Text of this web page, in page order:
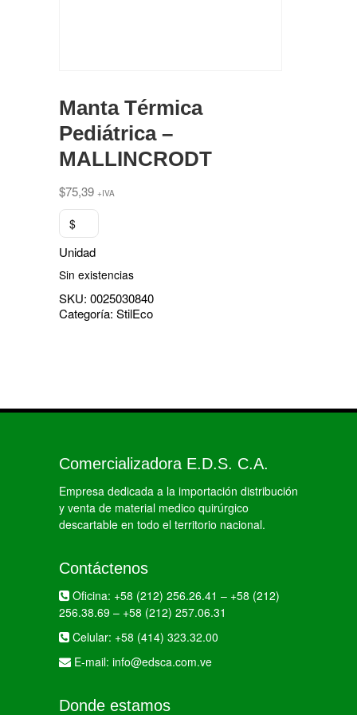
Manta Térmica
Pediátrica –
MALLINCRODT
$75,39 +IVA
$
Unidad
Sin existencias
SKU: 0025030840
Categoría: StilEco
Comercializadora E.D.S. C.A.
Empresa dedicada a la importación distribución
y venta de material medico quirúrgico
descartable en todo el territorio nacional.
Contáctenos
Oficina: +58 (212) 256.26.41 – +58 (212)
256.38.69 – +58 (212) 257.06.31
Celular: +58 (414) 323.32.00
E-mail: info@edsca.com.ve
Donde estamos